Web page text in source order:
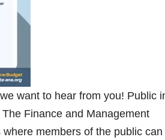
want to hear from you! Public
Finance and Management
members of the public can